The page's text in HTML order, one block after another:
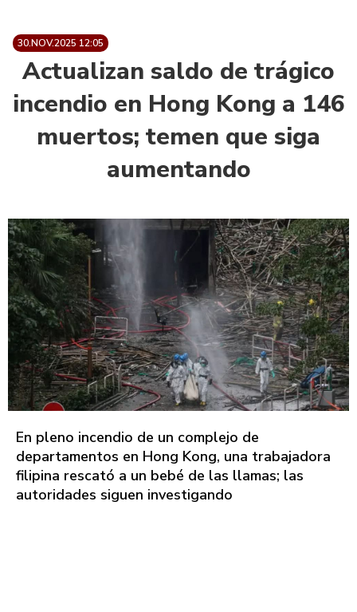
30.NOV.2025 12:05
Actualizan saldo de trágico
incendio en Hong Kong a 146
muertos; temen que siga
aumentando
En pleno incendio de un complejo de
departamentos en Hong Kong, una trabajadora
filipina rescató a un bebé de las llamas; las
autoridades siguen investigando